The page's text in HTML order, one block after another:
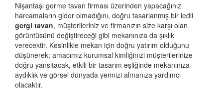
Nişantaşı germe tavan firması üzerinden yapacağınız
harcamaların gider olmadığını, doğru tasarlanmış bir ledli
gergi tavan, müşterileriniz ve firmanızın size karşı olan
görüntüsünü değiştireceği gibi mekanınıza da şıklık
verecektir. Kesinlikle mekan için doğru yatırım olduğunu
düşünerek; amacımız kurumsal kimliğinizi müşterilerinize
doğru yansıtacak, etkili bir tasarım eşliğinde mekanınıza
aydıklık ve görsel dünyada yerinizi almanıza yardımcı
olacaktır.